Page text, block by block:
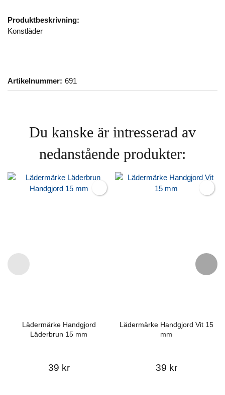
Produktbeskrivning:
Konstläder
Artikelnummer: 691
Du kanske är intresserad av
nedanstående produkter:
Lädermärke Handgjord
Läderbrun 15 mm
39 kr
Lädermärke Handgjord Vit 15
mm
39 kr